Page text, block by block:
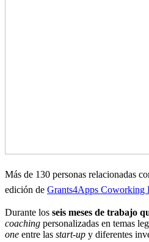
Más de 130 personas relacionadas
edición de Grants4Apps Coworking
Durante los seis meses de trabajo
coaching personalizadas en temas
one entre las start-up y diferentes